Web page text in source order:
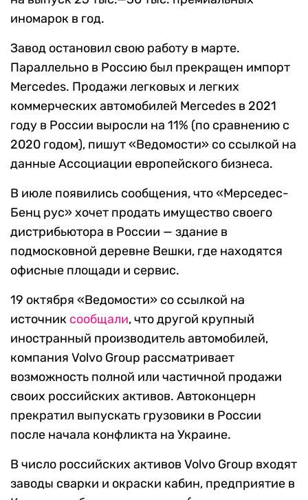
иномарок в год.
Завод остановил свою работу в марте.
Параллельно в Россию был прекращен импорт
Mercedes. Продажи легковых и легких
коммерческих автомобилей Mercedes в 2021
году в России выросли на 11% (по сравнению с
2020 годом), пишут «Ведомости» со ссылкой на
данные Ассоциации европейского бизнеса.
В июле появились сообщения, что «Мерседес-
Бенц рус» хочет продать имущество своего
дистрибьютора в России — здание в
подмосковной деревне Вешки, где находятся
офисные площади и сервис.
19 октября «Ведомости» со ссылкой на
источник сообщали, что другой крупный
иностранный производитель автомобилей,
компания Volvo Group рассматривает
возможность полной или частичной продажи
своих российских активов. Автоконцерн
прекратил выпускать грузовики в России
после начала конфликта на Украине.
В число российских активов Volvo Group входят
заводы сварки и окраски кабин, предприятие в